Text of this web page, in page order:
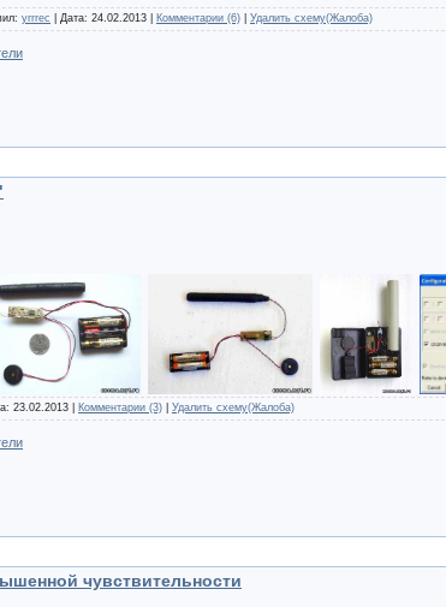
yrrrec | Дата: 24.02.2013 Комментарии (6) Удалить схему(Жалоба)
23.02.2013 Комментарии (3) Удалить схему(Жалоба)
чувствительности